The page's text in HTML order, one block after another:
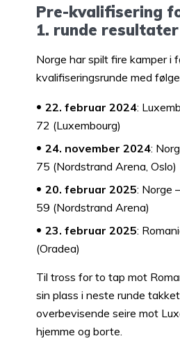
Pre-kvalifisering
1. runde resultater
Norge har spilt fire kamper i
kvalifiseringsrunde med
22. februar 2024:
72 (Luxembourg)
24. november 2024:
75 (Nordstrand Arena, Oslo)
20. februar 2025: Norge
59 (Nordstrand Arena)
23. februar 2025:
(Oradea)
Til tross for to tap mot
sin plass i neste runde
overbevisende seire mot
hjemme og borte.